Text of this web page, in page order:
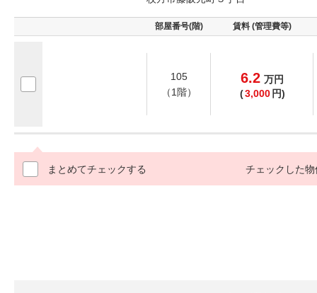
部屋番号(階) 賃料 (管理費等)
105
（1階）
6.2 万円
(3,000 円)
まとめてチェックする チェックした物